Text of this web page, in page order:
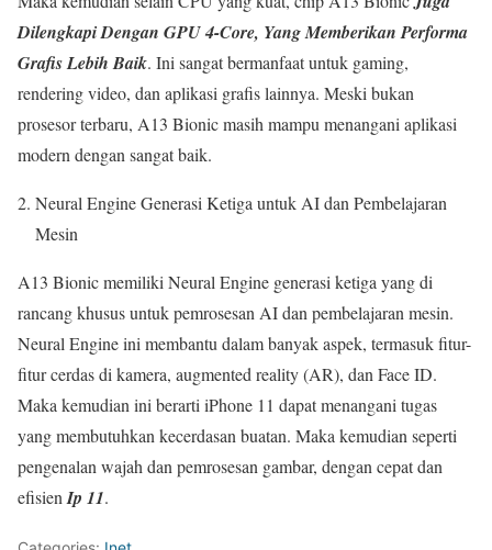
Dilengkapi Dengan GPU 4-Core, Yang Memberikan Performa
Grafis Lebih Baik. Ini sangat bermanfaat untuk gaming,
rendering video, dan aplikasi grafis lainnya. Meski bukan
prosesor terbaru, A13 Bionic masih mampu menangani aplikasi
modern dengan sangat baik.
Neural Engine Generasi Ketiga untuk AI dan Pembelajaran
Mesin
A13 Bionic memiliki Neural Engine generasi ketiga yang di
rancang khusus untuk pemrosesan AI dan pembelajaran mesin.
Neural Engine ini membantu dalam banyak aspek, termasuk fitur-
fitur cerdas di kamera, augmented reality (AR), dan Face ID.
Maka kemudian ini berarti iPhone 11 dapat menangani tugas
yang membutuhkan kecerdasan buatan. Maka kemudian seperti
pengenalan wajah dan pemrosesan gambar, dengan cepat dan
efisienIp 11.